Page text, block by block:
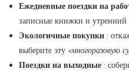
Ежедневные поездки на
записные книжки и утренний
Экологичные покупки:
выберите эту «многоразовую
Поездки на выходные: